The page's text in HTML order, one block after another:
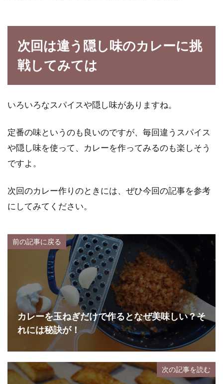
次回は違う隠し味のカレーに挑
戦してみては
いろいろなスパイスや隠し味がありますね。
定番の味というのも良いのですが、毎回違うスパイス
や隠し味を使って、カレーを作ってみるのも楽しそう
ですよ。
次回のカレー作りのときには、ぜひ今回の記事を参考
にしてみてください。
前の記事に戻る
カレーを玉ねぎだけで作るとなぜ美味しい？そ
れには秘訣が！
次の記事を読む